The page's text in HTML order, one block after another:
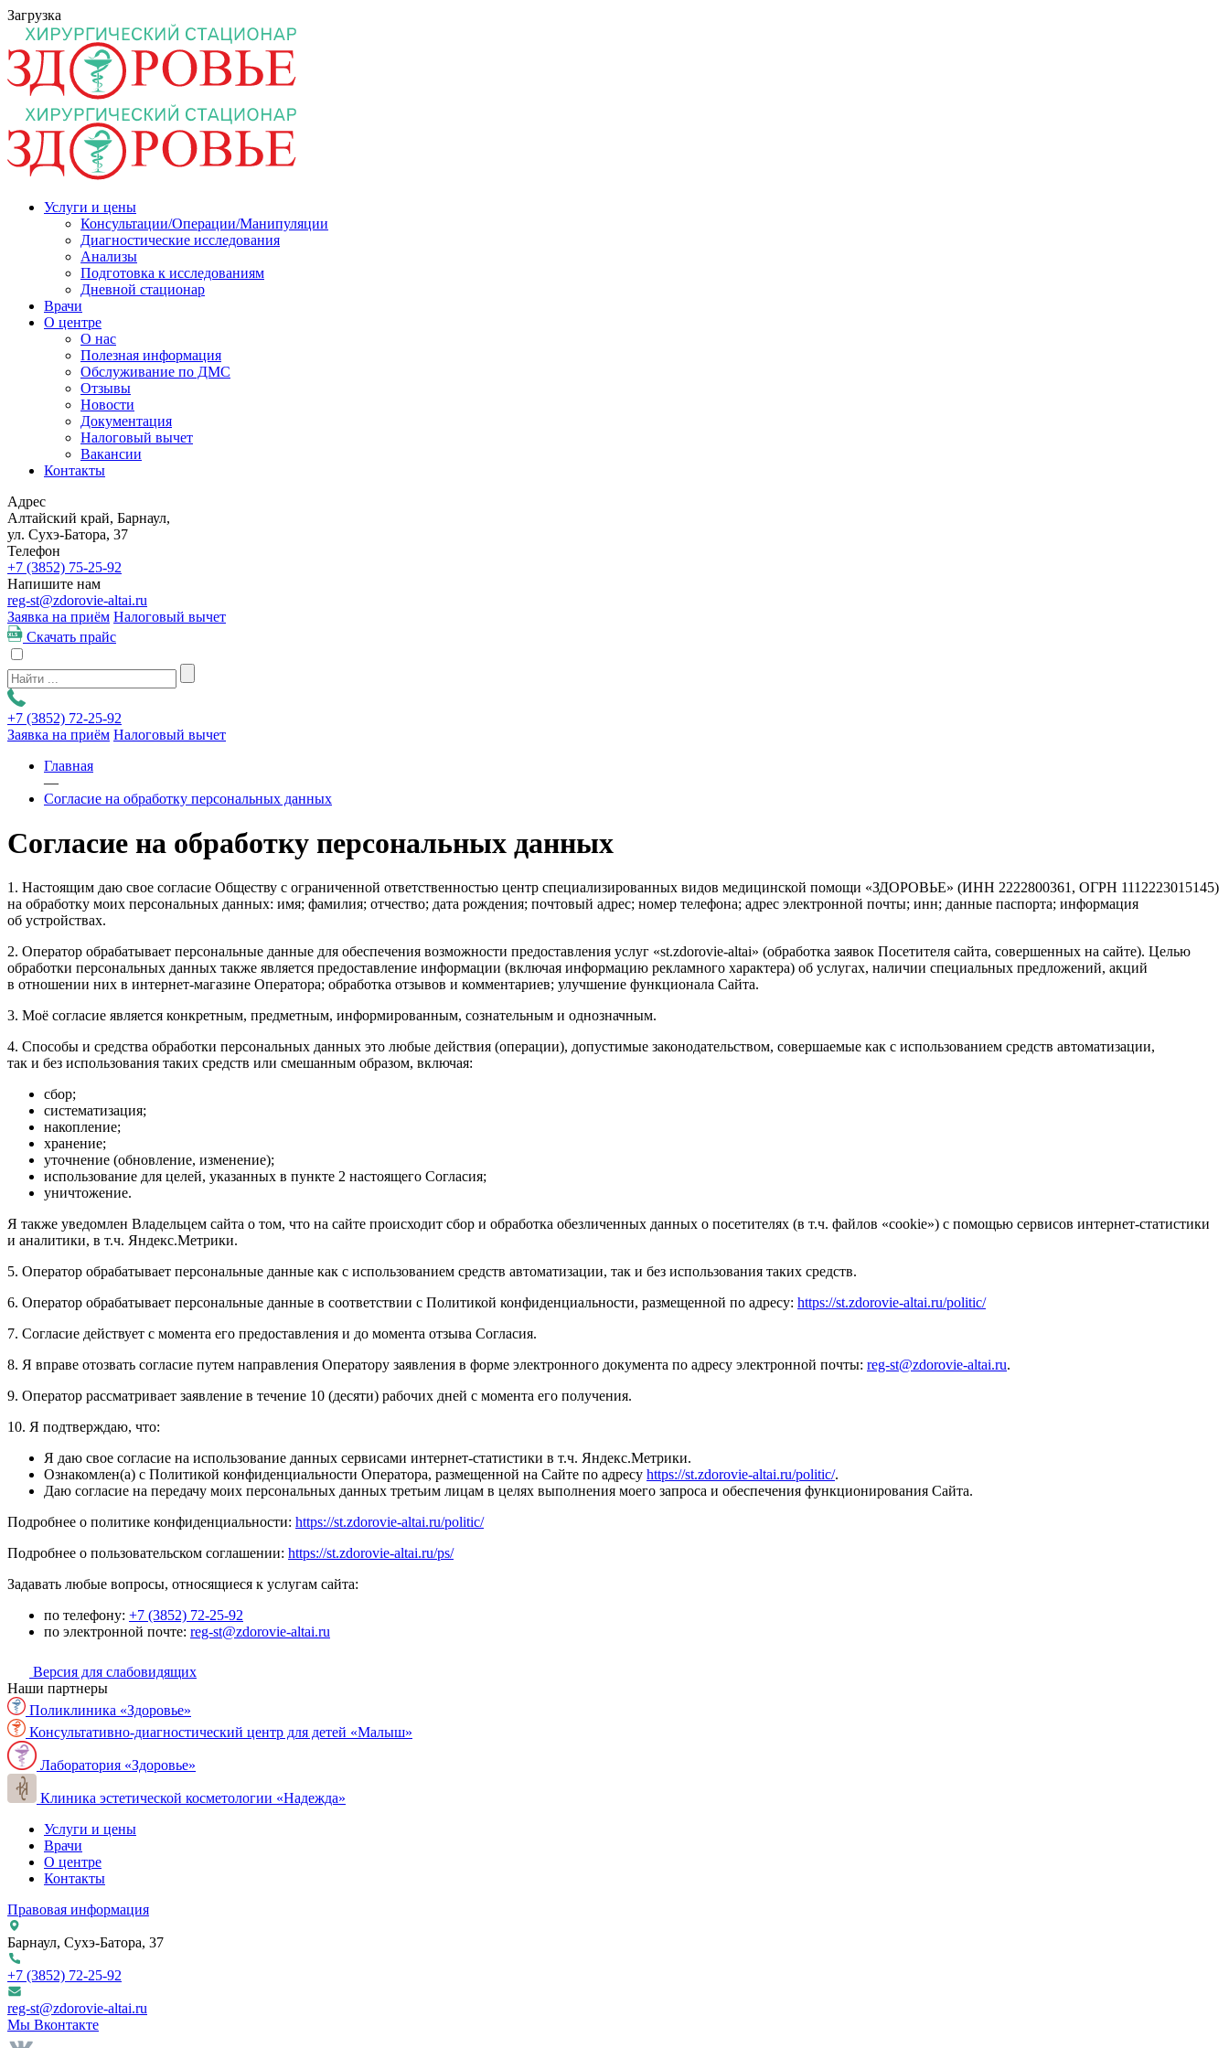
Загрузка
Услуги и цены
Консультации/Операции/Манипуляции
Диагностические исследования
Анализы
Подготовка к исследованиям
Дневной стационар
Врачи
О центре
О нас
Полезная информация
Обслуживание по ДМС
Отзывы
Новости
Документация
Налоговый вычет
Вакансии
Контакты
Адрес
Алтайский край, Барнаул,
ул. Сухэ-Батора, 37
Телефон
+7 (3852) 75-25-92
Напишите нам
reg-st@zdorovie-altai.ru
Заявка на приём Налоговый вычет
Скачать прайс
+7 (3852) 72-25-92
Заявка на приём Налоговый вычет
Главная
—
Согласие на обработку персональных данных
Согласие на обработку персональных данных
1. Настоящим даю свое согласие Обществу с ограниченной ответственностью центр специализированных видов медицинской помощи «ЗДОРОВЬЕ» (ИНН 2222800361, ОГРН 1112223015145)
на обработку моих персональных данных: имя; фамилия; отчество; дата рождения; почтовый адрес; номер телефона; адрес электронной почты; инн; данные паспорта; информация
об устройствах.
2. Оператор обрабатывает персональные данные для обеспечения возможности предоставления услуг «st.zdorovie-altai» (обработка заявок Посетителя сайта, совершенных на сайте). Целью
обработки персональных данных также является предоставление информации (включая информацию рекламного характера) об услугах, наличии специальных предложений, акций
в отношении них в интернет-магазине Оператора; обработка отзывов и комментариев; улучшение функционала Сайта.
3. Моё согласие является конкретным, предметным, информированным, сознательным и однозначным.
4. Способы и средства обработки персональных данных это любые действия (операции), допустимые законодательством, совершаемые как с использованием средств автоматизации,
так и без использования таких средств или смешанным образом, включая:
сбор;
систематизация;
накопление;
хранение;
уточнение (обновление, изменение);
использование для целей, указанных в пункте 2 настоящего Согласия;
уничтожение.
Я также уведомлен Владельцем сайта о том, что на сайте происходит сбор и обработка обезличенных данных о посетителях (в т.ч. файлов «cookie») с помощью сервисов интернет-статистики
и аналитики, в т.ч. Яндекс.Метрики.
5. Оператор обрабатывает персональные данные как с использованием средств автоматизации, так и без использования таких средств.
6. Оператор обрабатывает персональные данные в соответствии с Политикой конфиденциальности, размещенной по адресу: https://st.zdorovie-altai.ru/politic/
7. Согласие действует с момента его предоставления и до момента отзыва Согласия.
8. Я вправе отозвать согласие путем направления Оператору заявления в форме электронного документа по адресу электронной почты: reg-st@zdorovie-altai.ru.
9. Оператор рассматривает заявление в течение 10 (десяти) рабочих дней с момента его получения.
10. Я подтверждаю, что:
Я даю свое согласие на использование данных сервисами интернет-статистики в т.ч. Яндекс.Метрики.
Ознакомлен(а) с Политикой конфиденциальности Оператора, размещенной на Сайте по адресу https://st.zdorovie-altai.ru/politic/.
Даю согласие на передачу моих персональных данных третьим лицам в целях выполнения моего запроса и обеспечения функционирования Сайта.
Подробнее о политике конфиденциальности: https://st.zdorovie-altai.ru/politic/
Подробнее о пользовательском соглашении: https://st.zdorovie-altai.ru/ps/
Задавать любые вопросы, относящиеся к услугам сайта:
по телефону: +7 (3852) 72-25-92
по электронной почте: reg-st@zdorovie-altai.ru
Версия для слабовидящих
Наши партнеры
Поликлиника «Здоровье»
Консультативно-диагностический центр для детей «Малыш»
Лаборатория «Здоровье»
Клиника эстетической косметологии «Надежда»
Услуги и цены
Врачи
О центре
Контакты
Правовая информация
Барнаул, Сухэ-Батора, 37
+7 (3852) 72-25-92
reg-st@zdorovie-altai.ru
Мы Вконтакте